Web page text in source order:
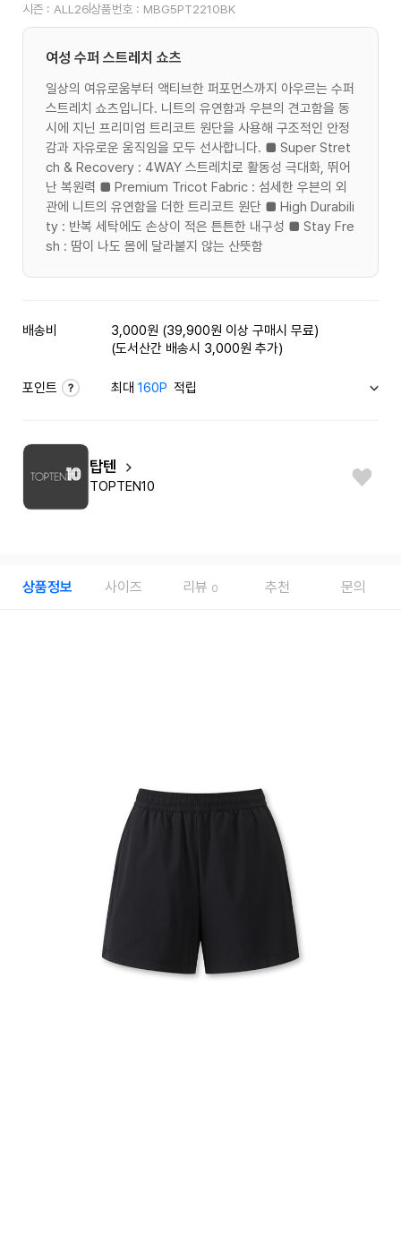
시즌 : ALL26상품번호 : MBG5PT2210BK
여성 수퍼 스트레치 쇼츠
일상의 여유로움부터 액티브한 퍼포먼스까지 아우르는 수퍼
스트레치 쇼츠입니다. 니트의 유연함과 우븐의 견고함을 동
시에 지닌 프리미엄 트리코트 원단을 사용해 구조적인 안정
감과 자유로운 움직임을 모두 선사합니다. ■ Super Stret
ch & Recovery : 4WAY 스트레치로 활동성 극대화, 뛰어
난 복원력 ■ Premium Tricot Fabric : 섬세한 우븐의 외
관에 니트의 유연함을 더한 트리코트 원단 ■ High Durabili
ty : 반복 세탁에도 손상이 적은 튼튼한 내구성 ■ Stay Fre
sh : 땀이 나도 몸에 달라붙지 않는 산뜻함
배송비
3,000원 (39,900원 이상 구매시 무료)
(도서산간 배송시 3,000원 추가)
포인트 최대160P 적립
탑텐
TOPTEN10
상품정보 사이즈 리뷰 0 추천 문의